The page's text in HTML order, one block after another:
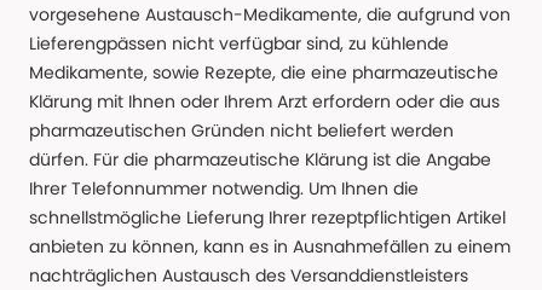
vorgesehene Austausch-Medikamente, die aufgrund von
Lieferengpässen nicht verfügbar sind, zu kühlende
Medikamente, sowie Rezepte, die eine pharmazeutische
Klärung mit Ihnen oder Ihrem Arzt erfordern oder die aus
pharmazeutischen Gründen nicht beliefert werden
dürfen. Für die pharmazeutische Klärung ist die Angabe
Ihrer Telefonnummer notwendig. Um Ihnen die
schnellstmögliche Lieferung Ihrer rezeptpflichtigen Artikel
anbieten zu können, kann es in Ausnahmefällen zu einem
nachträglichen Austausch des Versanddienstleisters